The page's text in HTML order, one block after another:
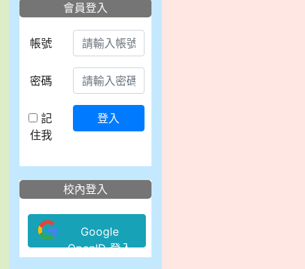
會員登入
帳號
密碼
記
住我
登入
校內登入
Google
OpenID 登入